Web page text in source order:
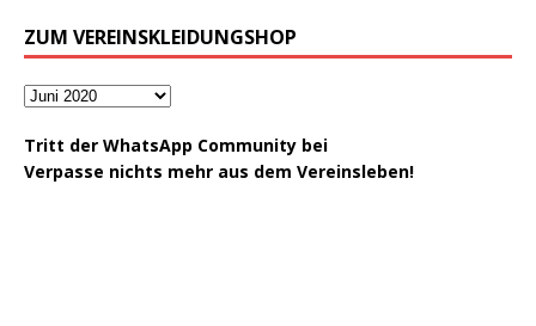
ZUM VEREINSKLEIDUNGSHOP
Tritt der WhatsApp Community bei
Verpasse nichts mehr aus dem Vereinsleben!